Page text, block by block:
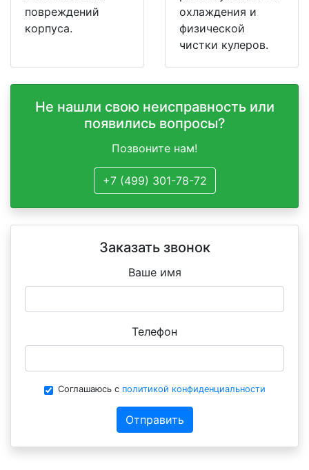
повреждений
корпуса.
охлаждения и
физической
чистки кулеров.
Не нашли свою неисправность или
появились вопросы?
Позвоните нам!
+7 (499) 301-78-72
Заказать звонок
Ваше имя
Телефон
Соглашаюсь с политикой конфиденциальности
Отправить